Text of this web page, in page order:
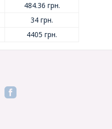
484.36 грн.
34 грн.
4405 грн.